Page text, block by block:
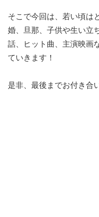
そこで今回は、若い頃は
婚、旦那、子供や生い立
話、ヒット曲、主演映画
ていきます！
是非、最後までお付き合